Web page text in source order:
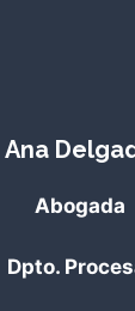
Ana
Abogada
Dpto.